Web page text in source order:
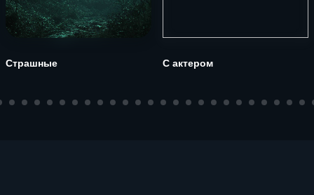
Страшные С актером